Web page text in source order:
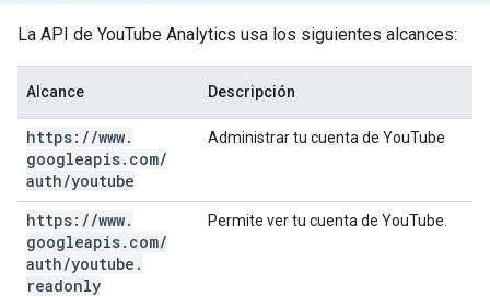
La API de YouTube Analytics usa los siguientes alcances:
Alcance Descripción
https: //www.
googleapis. com/
auth/youtube
Administrar tu cuenta de YouTube
https: //www.
googleapis. com/
auth/youtube .
readonly
Permite ver tu cuenta de YouTube.